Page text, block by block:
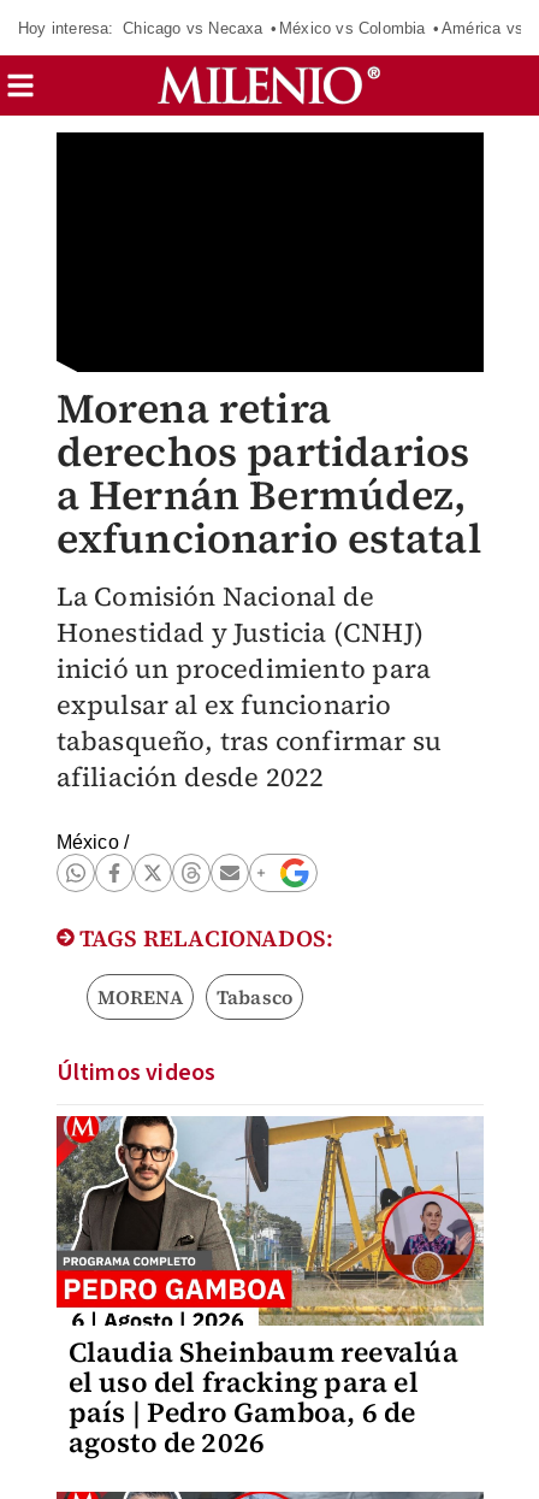
Hoy interesa: Chicago vs Necaxa México vs Colombia América vs
Morena retira
derechos partidarios
a Hernán Bermúdez,
exfuncionario estatal
La Comisión Nacional de
Honestidad y Justicia (CNHJ)
inició un procedimiento para
expulsar al ex funcionario
tabasqueño, tras confirmar su
afiliación desde 2022
México/
TAGS RELACIONADOS:
MORENA Tabasco
Últimos videos
Claudia Sheinbaum reevalúa
el uso del fracking para el
país | Pedro Gamboa, 6 de
agosto de 2026